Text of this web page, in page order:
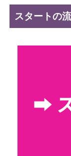
スタートの